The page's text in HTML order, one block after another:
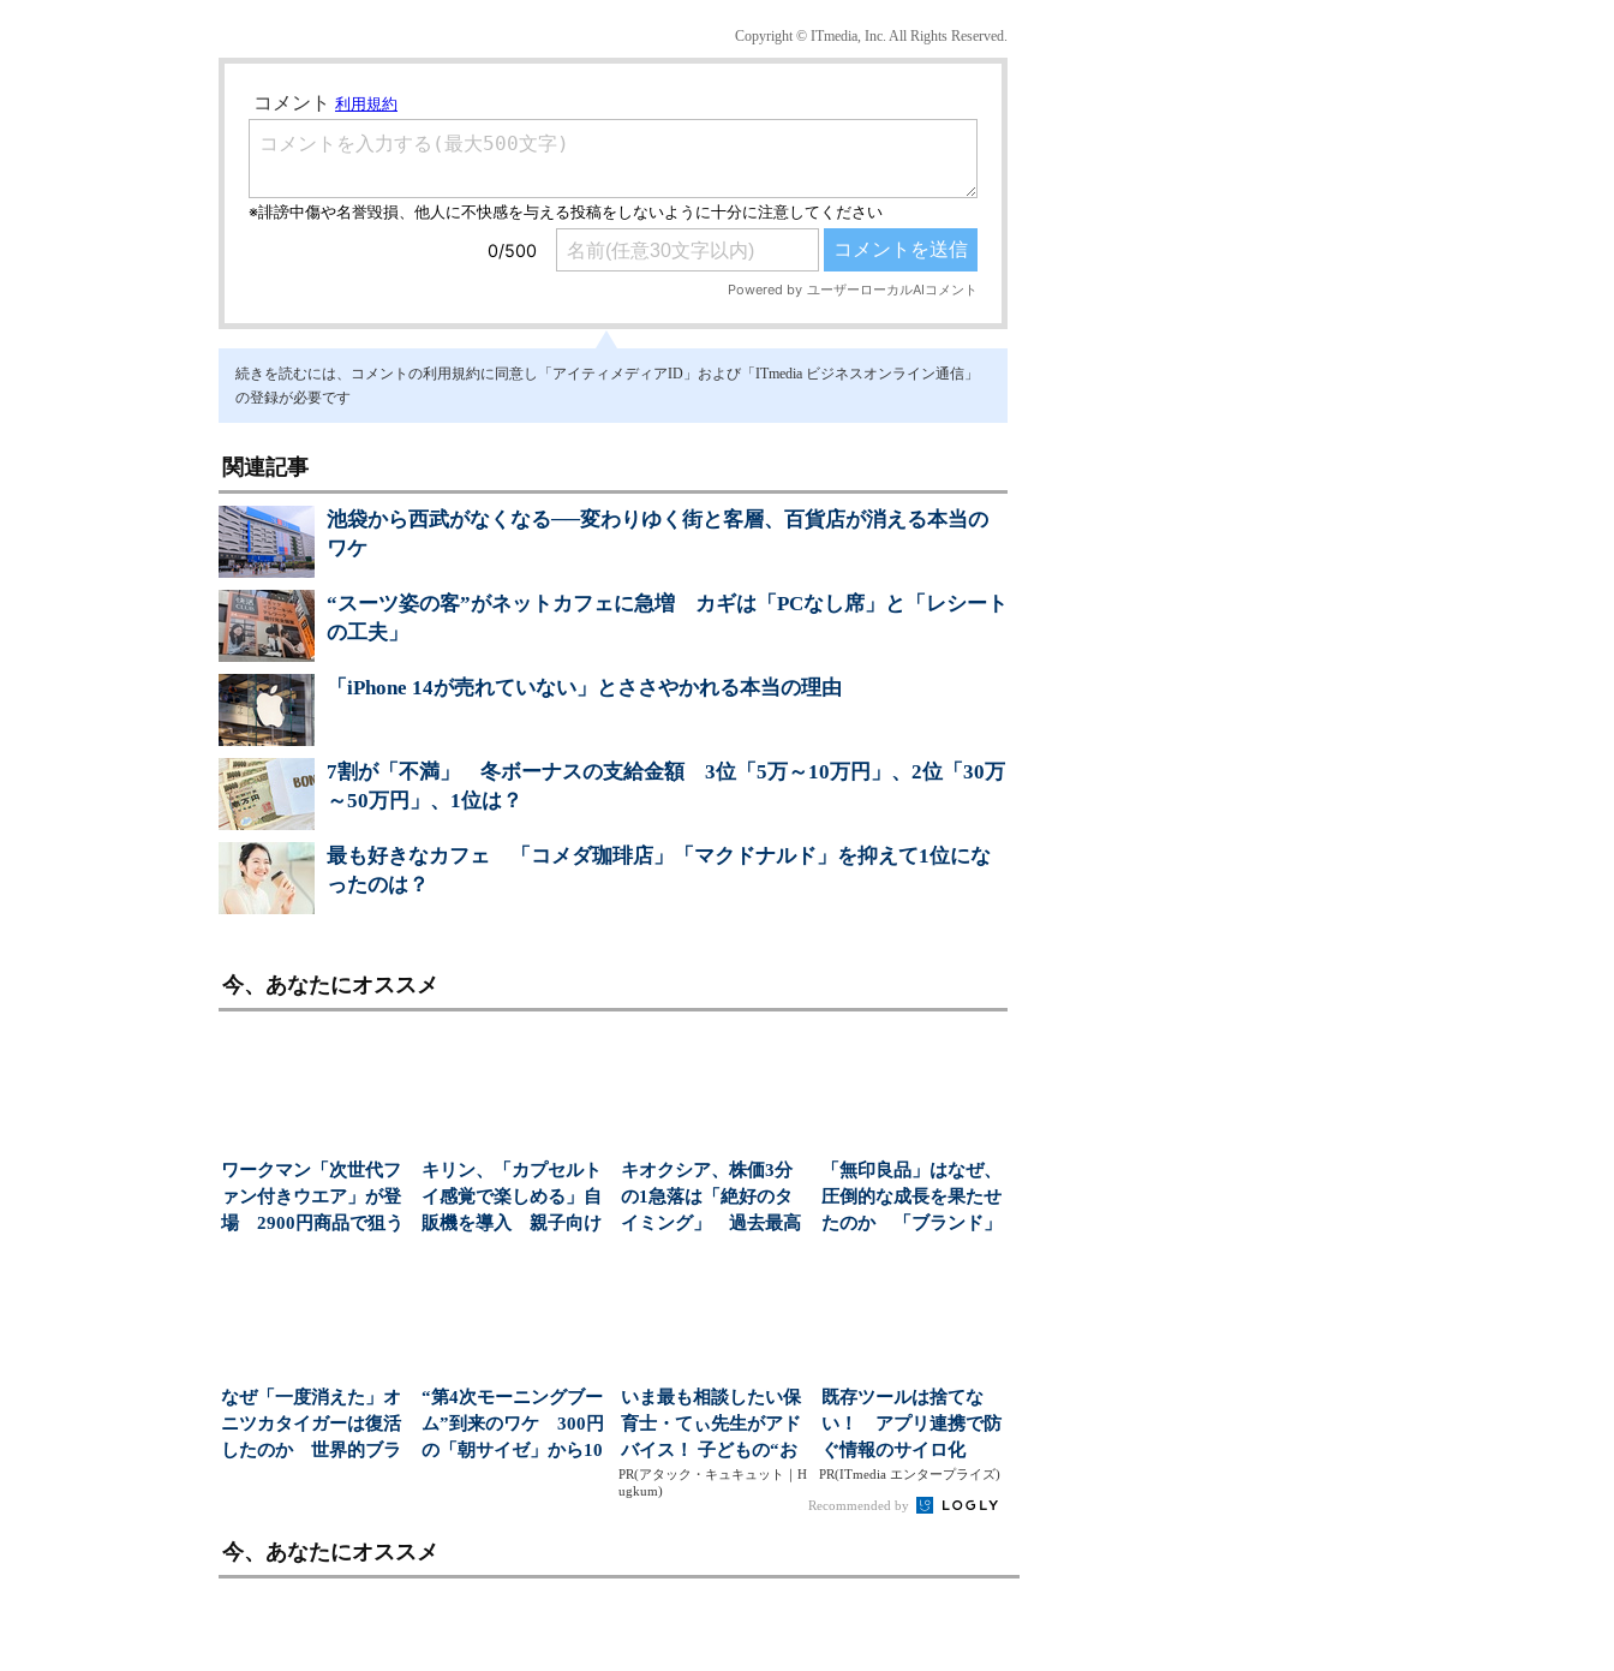
Copyright © ITmedia, Inc. All Rights Reserved.
続きを読むには、コメントの利用規約に同意し「アイティメディアID」および「ITmedia ビジネスオンライン通信」
の登録が必要です
関連記事
池袋から西武がなくなる──変わりゆく街と客層、百貨店が消える本当の
ワケ
“スーツ姿の客”がネットカフェに急増 カギは「PCなし席」と「レシート
の工夫」
「iPhone 14が売れていない」とささやかれる本当の理由
7割が「不満」 冬ボーナスの支給金額 3位「5万～10万円」、2位「30万
～50万円」、1位は？
最も好きなカフェ 「コメダ珈琲店」「マクドナルド」を抑えて1位にな
ったのは？
今、あなたにオススメ
ワークマン「次世代フ
ァン付きウエア」が登
場 2900円商品で狙う
キリン、「カプセルト
イ感覚で楽しめる」自
販機を導入 親子向け
キオクシア、株価3分
の1急落は「絶好のタ
イミング」 過去最高
「無印良品」はなぜ、
圧倒的な成長を果たせ
たのか 「ブランド」
なぜ「一度消えた」オ
ニツカタイガーは復活
したのか 世界的ブラ
“第4次モーニングブー
ム”到来のワケ 300円
の「朝サイゼ」から10
いま最も相談したい保
育士・てぃ先生がアド
バイス！ 子どもの“お
てつだい”に、どん...
PR(アタック・キュキュット｜H
ugkum)
既存ツールは捨てな
い！ アプリ連携で防
ぐ情報のサイロ化
PR(ITmedia エンタープライズ)
Recommended by
今、あなたにオススメ